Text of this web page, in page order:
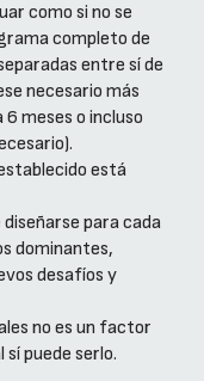
como si no se
completo de
entre sí de
necesario más
meses o incluso
está
para cada
dominantes,
desafíos y
no es un factor
puede serlo.